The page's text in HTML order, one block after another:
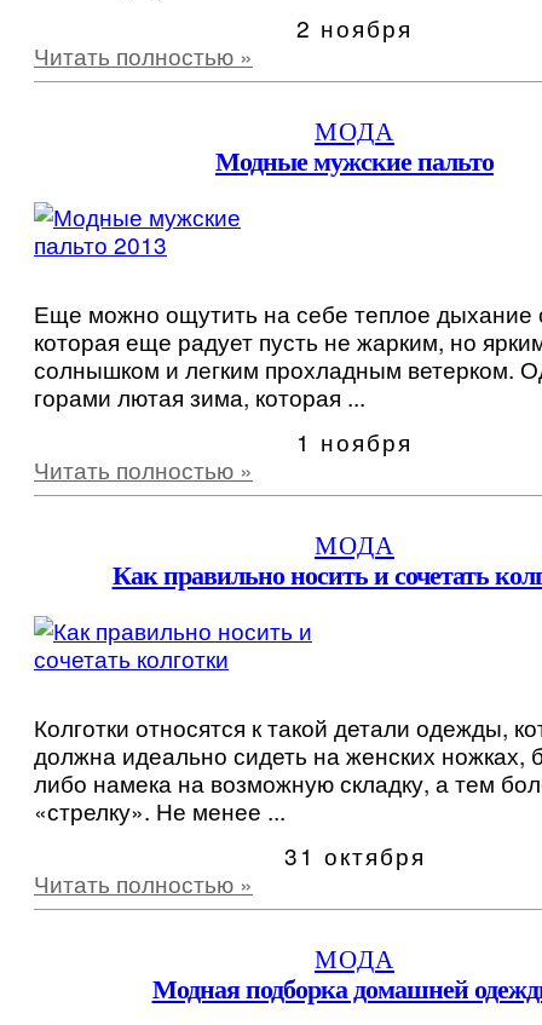
2 ноября
Читать полностью »
МОДА
Модные мужские пальто
Еще можно ощутить на себе теплое дыхание
которая еще радует пусть не жарким, но
солнышком и легким прохладным ветерком.
горами лютая зима, которая ...
1 ноября
Читать полностью »
МОДА
Как правильно носить и сочетать
Колготки относятся к такой детали одежды,
должна идеально сидеть на женских ножках,
либо намека на возможную складку, а тем
«стрелку». Не менее ...
31 октября
Читать полностью »
МОДА
Модная подборка домашней